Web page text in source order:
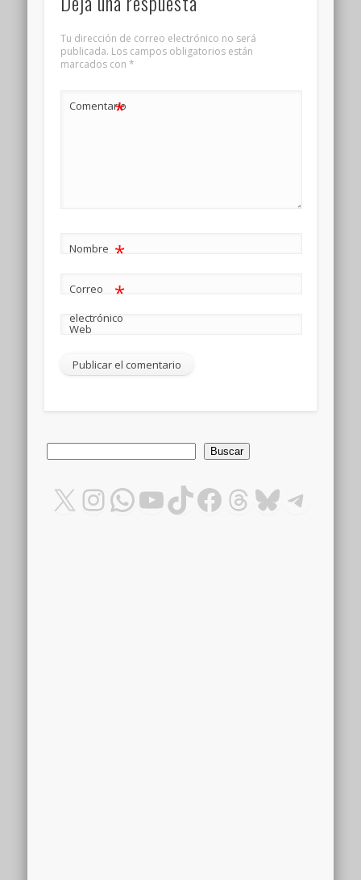
Tu dirección de correo electrónico no será
publicada. Los campos obligatorios están
marcados con *
Comentario
*
Nombre *
Correo
electrónico
*
Web
Buscar
X Instagram
WhatsApp
YouTube
TikTok
Facebook
Threads
Bluesky